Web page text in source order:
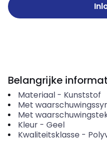
Belangrijke
Materiaal- Kunststof
Met
Met
Kleur- Geel
Kwaliteitsklasse -